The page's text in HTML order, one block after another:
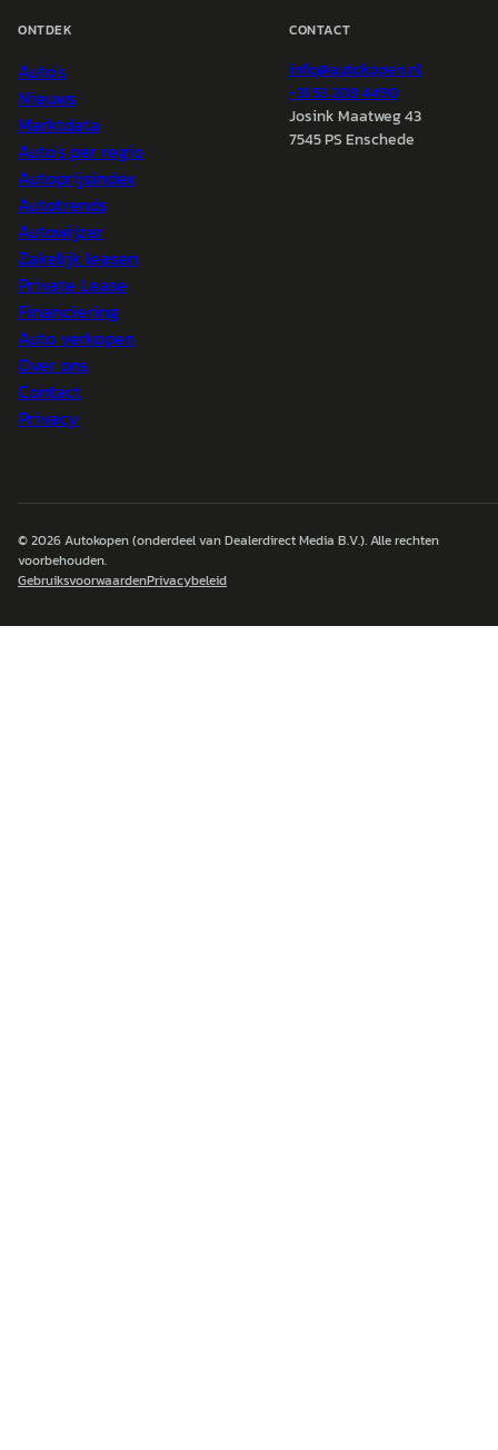
ONTDEK
Auto's
Nieuws
Marktdata
Auto's per regio
Autoprijsindex
Autotrends
Autowijzer
Zakelijk leasen
Private Lease
Financiering
Auto verkopen
Over ons
Contact
Privacy
CONTACT
info@autokopen.nl
+31 53 208 4490
Josink Maatweg 43
7545 PS Enschede
© 2026Autokopen(onderdeel van Dealerdirect Media B.V.). Alle rechten
voorbehouden.
GebruiksvoorwaardenPrivacybeleid